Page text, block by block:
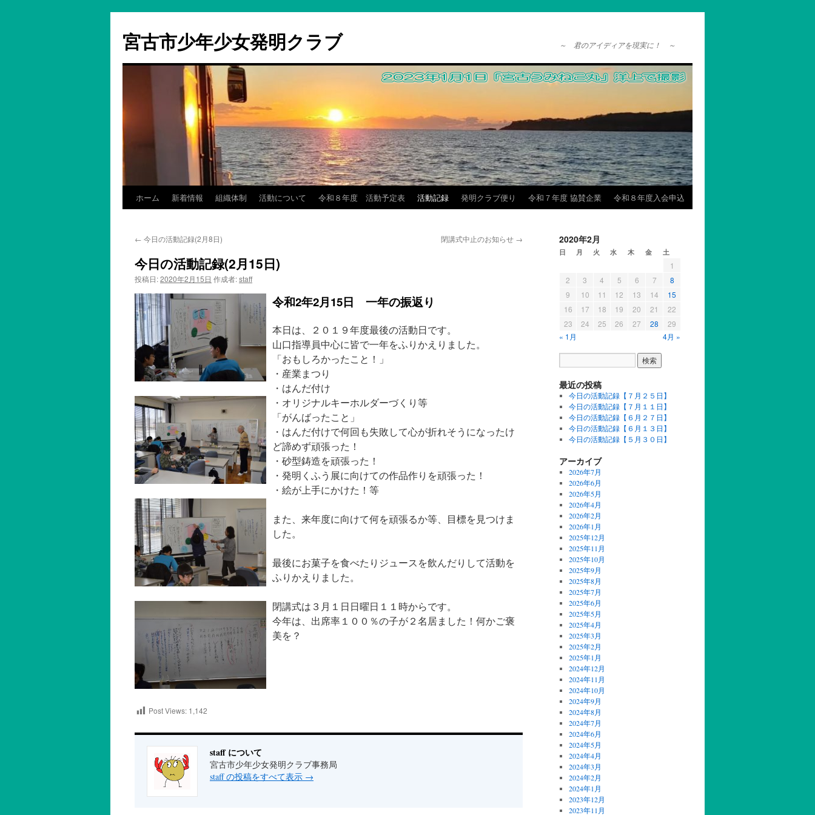
テ
ン
宮古市少年少女発明クラブ ～ 君のアイディアを現実に！ ～
ホーム 新着情報 組織体制 活動について 令和８年度 活動予定表 活動記録 発明クラブ便り 令和７年度 協賛企業 令和８年度入会申込
← 今日の活動記録(2月8日) 閉講式中止のお知らせ →
今日の活動記録(2月15日)
投稿日:2020年2月15日 作成者:staff
令和2年2月15日 一年の振返り
本日は、２０１９年度最後の活動日です。
山口指導員中心に皆で一年をふりかえりました。
「おもしろかったこと！」
・産業まつり
・はんだ付け
・オリジナルキーホルダーづくり等
「がんばったこと」
・はんだ付けで何回も失敗して心が折れそうになったけ
ど諦めず頑張った！
・砂型鋳造を頑張った！
・発明くふう展に向けての作品作りを頑張った！
・絵が上手にかけた！等
また、来年度に向けて何を頑張るか等、目標を見つけま
した。
最後にお菓子を食べたりジュースを飲んだりして活動を
ふりかえりました。
閉講式は３月１日日曜日１１時からです。
今年は、出席率１００％の子が２名居ました！何かご褒
美を？
Post Views: 1,142
staff について
宮古市少年少女発明クラブ事務局
staff の投稿をすべて表示 →
2020年2月
日 月 火 水 木 金 土
1
2
3 4 5 6 7
8
9
10 11 12 13 14
15
16
17 18 19 20 21
22
23
24 25 26 27 28
29
« 1月
4月 »
最近の投稿
今日の活動記録【７月２５日】
今日の活動記録【７月１１日】
今日の活動記録【６月２７日】
今日の活動記録【６月１３日】
今日の活動記録【５月３０日】
アーカイブ
2026年7月
2026年6月
2026年5月
2026年4月
2026年2月
2026年1月
2025年12月
2025年11月
2025年10月
2025年9月
2025年8月
2025年7月
2025年6月
2025年5月
2025年4月
2025年3月
2025年2月
2025年1月
2024年12月
2024年11月
2024年10月
2024年9月
2024年8月
2024年7月
2024年6月
2024年5月
2024年4月
2024年3月
2024年2月
2024年1月
2023年12月
2023年11月